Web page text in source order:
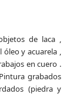
de laca ,
óleo y acuarela ,
en cuero .
grabados
(piedra y